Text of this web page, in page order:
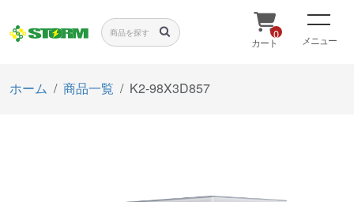
0
カート メニュー
ホーム 商品一覧 K2-98X3D857